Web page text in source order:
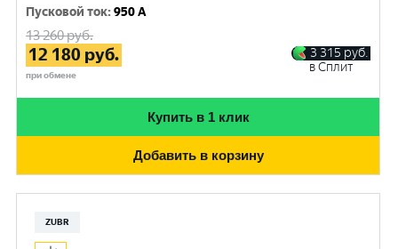
Пусковой ток:950 A
13 260руб.
12 180 руб.
при обмене
3 315 руб.
в Сплит
Купить в 1 клик
Добавить в корзину
ZUBR